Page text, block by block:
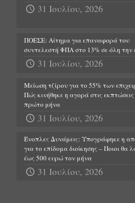
31 Ιουλίου, 2026
ΠΟΕΣΕ: Αίτημα για επαναφορά του
συντελεστή ΦΠΑ στο 13% σε όλη την
31 Ιουλίου, 2026
Μείωση τζίρου για το 55% των
Πώς κινήθηκε η αγορά στις
πρώτο μήνα
31 Ιουλίου, 2026
Ένοπλες Δυνάμεις: Υπογράφηκε η
για το επίδομα διοίκησης – Ποιοι θα
έως 500 ευρώ τον μήνα
31 Ιουλίου, 2026